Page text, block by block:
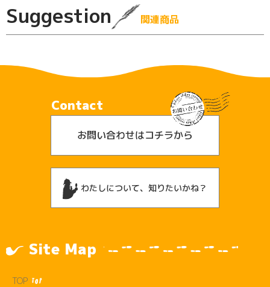
Suggestion 関連商品
Contact
お問い合わせはコチラから
わたしについて、知りたいかね？
Site Map
TOP TOP